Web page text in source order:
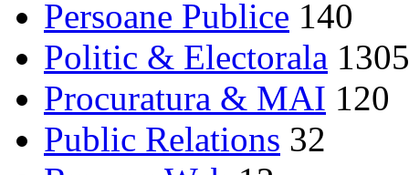
Persoane Publice 140
Politic & Electorala 1305
Procuratura & MAI 120
Public Relations 32